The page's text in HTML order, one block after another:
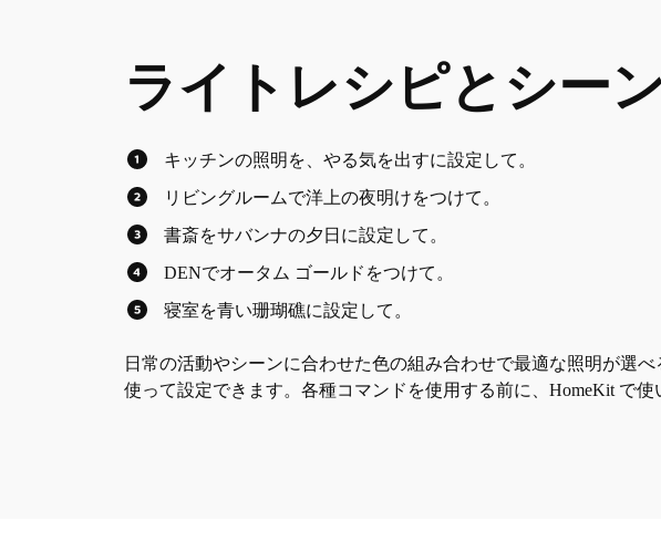
ライトレシピとシー
キッチンの照明を、やる気を出すに設定して。
リビングルームで洋上の夜明けをつけて。
書斎をサバンナの夕日に設定して。
DENでオータム ゴールドをつけて。
寝室を青い珊瑚礁に設定して。
日常の活動やシーンに合わせた色の組み合わせで最適な照明が選
使って設定できます。各種コマンドを使用する前に、HomeKit で使